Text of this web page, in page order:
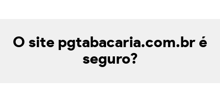
O site pgtabacaria.com.br é
seguro?